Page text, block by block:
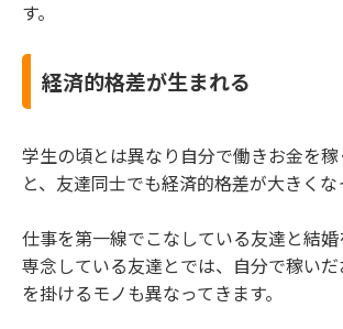
す。
経済的格差が生まれる
学生の頃とは異なり自分で働きお金を
と、友達同士でも経済的格差が大きくな
仕事を第一線でこなしている友達と結
専念している友達とでは、自分で稼い
を掛けるモノも異なってきます。